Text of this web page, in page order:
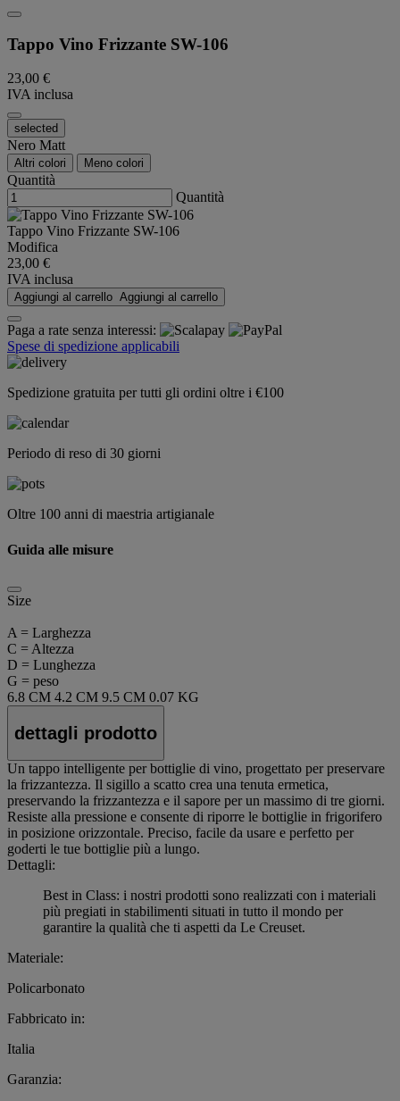
Tappo Vino Frizzante SW-106
23,00 €
IVA inclusa
selected
Nero Matt
Altri colori Meno colori
Quantità
Quantità
Tappo Vino Frizzante SW-106
Modifica
23,00 €
IVA inclusa
Aggiungi al carrello Aggiungi al carrello
Paga a rate senza interessi:
Spese di spedizione applicabili
Spedizione gratuita per tutti gli ordini oltre i €100
Periodo di reso di 30 giorni
Oltre 100 anni di maestria artigianale
Guida alle misure
Size
A = Larghezza
C = Altezza
D = Lunghezza
G = peso
6.8 CM 4.2 CM 9.5 CM 0.07 KG
dettagli prodotto
Un tappo intelligente per bottiglie di vino, progettato per preservare
la frizzantezza. Il sigillo a scatto crea una tenuta ermetica,
preservando la frizzantezza e il sapore per un massimo di tre giorni.
Resiste alla pressione e consente di riporre le bottiglie in frigorifero
in posizione orizzontale. Preciso, facile da usare e perfetto per
goderti le tue bottiglie più a lungo.
Dettagli:
Best in Class: i nostri prodotti sono realizzati con i materiali
più pregiati in stabilimenti situati in tutto il mondo per
garantire la qualità che ti aspetti da Le Creuset.
Materiale:
Policarbonato
Fabbricato in:
Italia
Garanzia: